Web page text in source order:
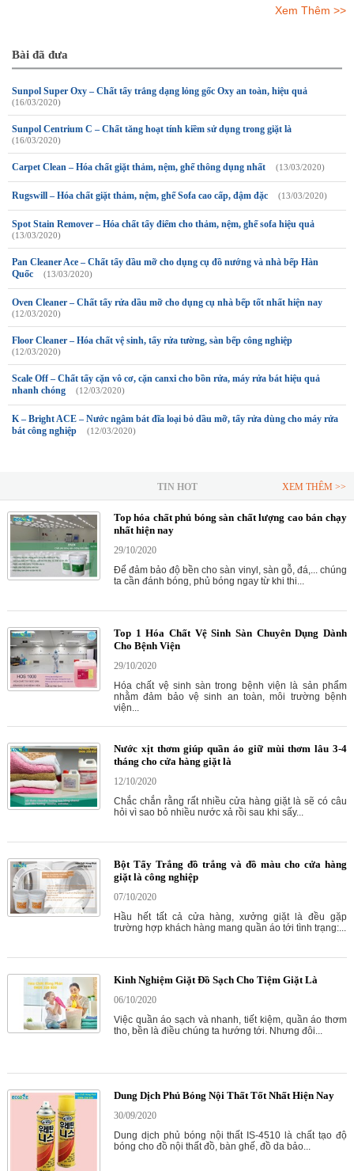
Xem Thêm >>
Bài đã đưa
Sunpol Super Oxy – Chất tẩy trắng dạng lỏng gốc Oxy an toàn, hiệu quả
(16/03/2020)
Sunpol Centrium C – Chất tăng hoạt tính kiềm sử dụng trong giặt là
(16/03/2020)
Carpet Clean – Hóa chất giặt thảm, nệm, ghế thông dụng nhất (13/03/2020)
Rugswill – Hóa chất giặt thảm, nệm, ghế Sofa cao cấp, đậm đặc (13/03/2020)
Spot Stain Remover – Hóa chất tẩy điểm cho thảm, nệm, ghế sofa hiệu quả
(13/03/2020)
Pan Cleaner Ace – Chất tẩy dầu mỡ cho dụng cụ đồ nướng và nhà bếp Hàn
Quốc
(13/03/2020)
Oven Cleaner – Chất tẩy rửa dầu mỡ cho dụng cụ nhà bếp tốt nhất hiện nay
(12/03/2020)
Floor Cleaner – Hóa chất vệ sinh, tẩy rửa tường, sàn bếp công nghiệp
(12/03/2020)
Scale Off – Chất tẩy cặn vô cơ, cặn canxi cho bồn rửa, máy rửa bát hiệu quả
nhanh chóng
(12/03/2020)
K – Bright ACE – Nước ngâm bát đĩa loại bỏ dầu mỡ, tẩy rửa dùng cho máy rửa
bát công nghiệp
(12/03/2020)
TIN HOT XEM THÊM >>
Top hóa chất phủ bóng sàn chất lượng cao bán chạy
nhất hiện nay
29/10/2020
Để đảm bảo độ bền cho sàn vinyl, sàn gỗ, đá,... chúng
ta cần đánh bóng, phủ bóng ngay từ khi thi...
Top 1 Hóa Chất Vệ Sinh Sàn Chuyên Dụng Dành
Cho Bệnh Viện
29/10/2020
Hóa chất vệ sinh sàn trong bệnh viện là sản phẩm
nhằm đảm bảo vệ sinh an toàn, môi trường bệnh
viện...
Nước xịt thơm giúp quần áo giữ mùi thơm lâu 3-4
tháng cho cửa hàng giặt là
12/10/2020
Chắc chắn rằng rất nhiều cửa hàng giặt là sẽ có câu
hỏi vì sao bỏ nhiều nước xả rồi sau khi sấy...
Bột Tẩy Trắng đồ trắng và đồ màu cho cửa hàng
giặt là công nghiệp
07/10/2020
Hầu hết tất cả cửa hàng, xưởng giặt là đều gặp
trường hợp khách hàng mang quần áo tới tình trạng:...
Kinh Nghiệm Giặt Đồ Sạch Cho Tiệm Giặt Là
06/10/2020
Việc quần áo sạch và nhanh, tiết kiệm, quần áo thơm
tho, bền là điều chúng ta hướng tới. Nhưng đôi...
Dung Dịch Phủ Bóng Nội Thất Tốt Nhất Hiện Nay
30/09/2020
Dung dịch phủ bóng nội thất IS-4510 là chất tạo độ
bóng cho đồ nội thất đồ, bàn ghế, đồ da bảo...